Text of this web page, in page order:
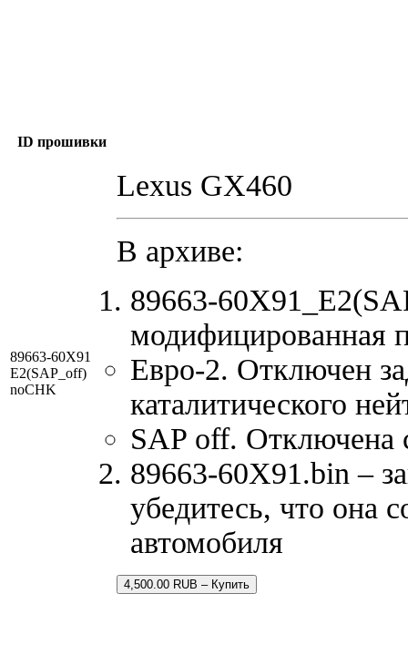
ID прошивки
89663-60X91
E2(SAP_off)
noCHK
Lexus GX460
В архиве:
89663-
модифицированная
Евро-2. Отключен
каталитического
SAP off. Отключена
89663-60X91.bin –
убедитесь, что она
автомобиля
4,500.00 RUB – Купить